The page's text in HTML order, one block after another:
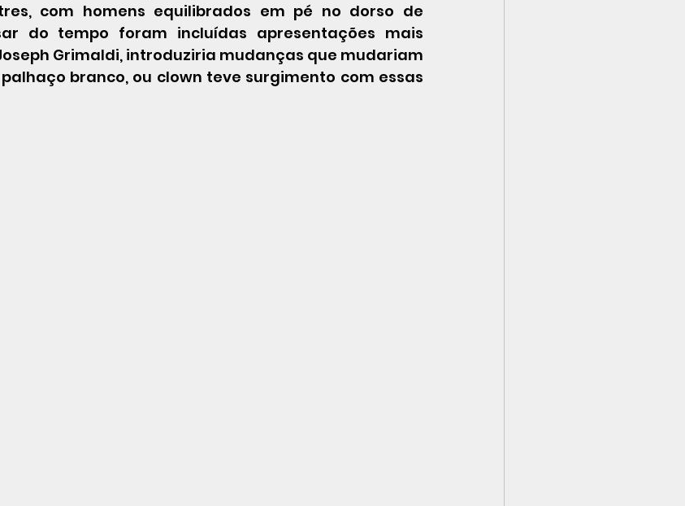
com homens equilibrados em pé no dorso de
do tempo foram incluídas apresentações mais
Grimaldi, introduziria mudanças que mudariam
branco, ou clown teve surgimento com essas